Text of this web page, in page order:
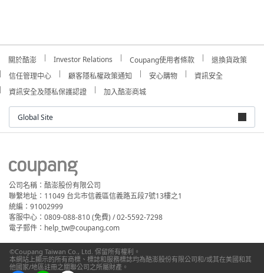
關於酷澎 Investor Relations Coupang使用者條款
退換貨政策
信任管理中心
顧客隱私權政策通知 安心購物
資訊安全
資訊安全及隱私保護認證
加入酷澎商城
Global Site
公司名稱：酷澎股份有限公司
聯繫地址：11049 台北市信義區信義路五段7號13樓之1
統編：91002999
客服中心：0809-088-810 (免費) / 02-5592-7298
電子郵件：help_tw@coupang.com
©Coupang Taiwan Co., Ltd. 保留所有權利。
本網站上顯示的所有商標、標誌和服務標誌均為酷澎股份有限公司和/或其在美國和其
他國家/地區註冊之關聯公司之所屬財產。